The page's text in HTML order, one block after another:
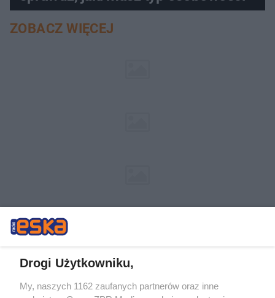
ZOBACZ WIĘCEJ
Drogi Użytkowniku,
My, naszych 1162 zaufanych partnerów oraz inne